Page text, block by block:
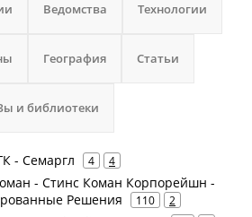
Ведомства Технологии
География Статьи
и библиотеки
- Семаргл 4 4
- Стинс Коман Корпорейшн -
Решения
110 2